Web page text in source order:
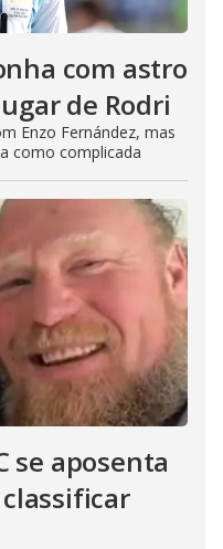
com astro
de Rodri
Enzo Fernández, mas
como complicada
se aposenta